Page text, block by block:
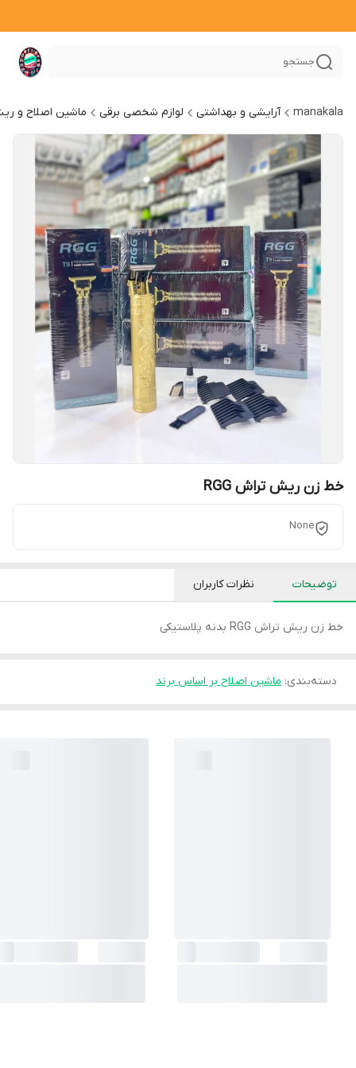
جستجو
manakala آرایشی و بهداشتی لوازم شخصی برقی ماشین اصلاح و
خط زن ریش تراش RGG
None
توضیحات نظرات کاربران
خط زن ریش تراش RGG بدنه پلاستیکی
دسته‌بندی: ماشین اصلاح بر اساس برند